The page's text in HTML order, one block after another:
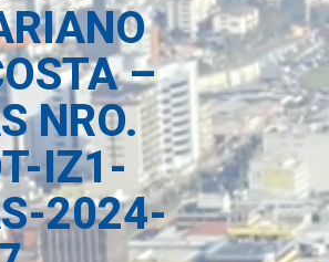
–
NRO.
IZ1-
2024-